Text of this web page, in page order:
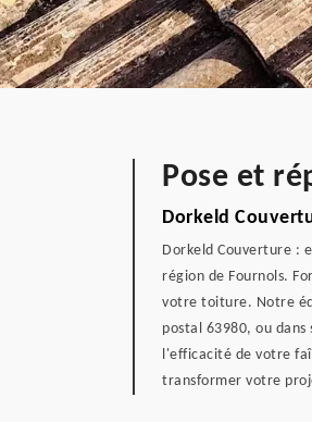
Pose et
Dorkeld
Dorkeld Couverture :
région de Fournols.
votre toiture. Notre
postal 63980, ou
l'efficacité de votre
transformer votre